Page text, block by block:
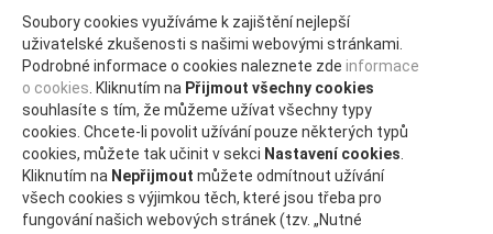
KARLOVARSKÝ KRAJ
KRAJ VYSOČINA
KRÁLOVÉHRADECKÝ KRAJ
LIBERECKÝ KRAJ
MORAVSKOSLEZSKÝ KRAJ
Soubory cookies využíváme k zajištění nejlepší
uživatelské zkušenosti s našimi webovými stránkami.
Podrobné informace o cookies naleznete zde informace
o cookies . Kliknutím na Přijmout všechny cookies
souhlasíte s tím, že můžeme užívat všechny typy
cookies. Chcete-li povolit užívání pouze některých typů
cookies, můžete tak učinit v sekci Nastavení cookies
Kliknutím na Nepřijmout můžete odmítnout užívání
všech cookies s výjimkou těch, které jsou třeba pro
fungování našich webových stránek (tzv. „Nutné